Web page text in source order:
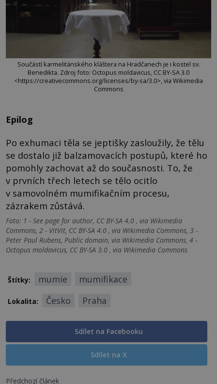
Součástí karmelitánského kláštera na Hradčanech je i kostel sv.
Benedikta. Zdroj foto: Octopus moldavicus, CC BY-SA 3.0
<https://creativecommons.org/licenses/by-sa/3.0>, via Wikimedia
Commons
Epilog
Po exhumaci těla se jeptišky zasloužily, že tělu
se dostalo již balzamovacích postupů, které ho
pomohly zachovat až do současnosti. To, že
v prvních třech letech se tělo ocitlo
v samovolném mumifikačním procesu,
zázrakem zůstává.
Foto: 1 - See page for author, CC BY-SA 4.0 , via Wikimedia
Commons, 2 - VitVit, CC BY-SA 4.0 , via Wikimedia Commons, 3 -
Peter Paul Rubens, Public domain, via Wikimedia Commons, 4 -
Octopus moldavicus, CC BY-SA 3.0 , via Wikimedia Commons
Štítky: mumie mumifikace
Lokalita: Česko Praha
Sdílet na Facebooku
Sdílet na X
Předchozí článek